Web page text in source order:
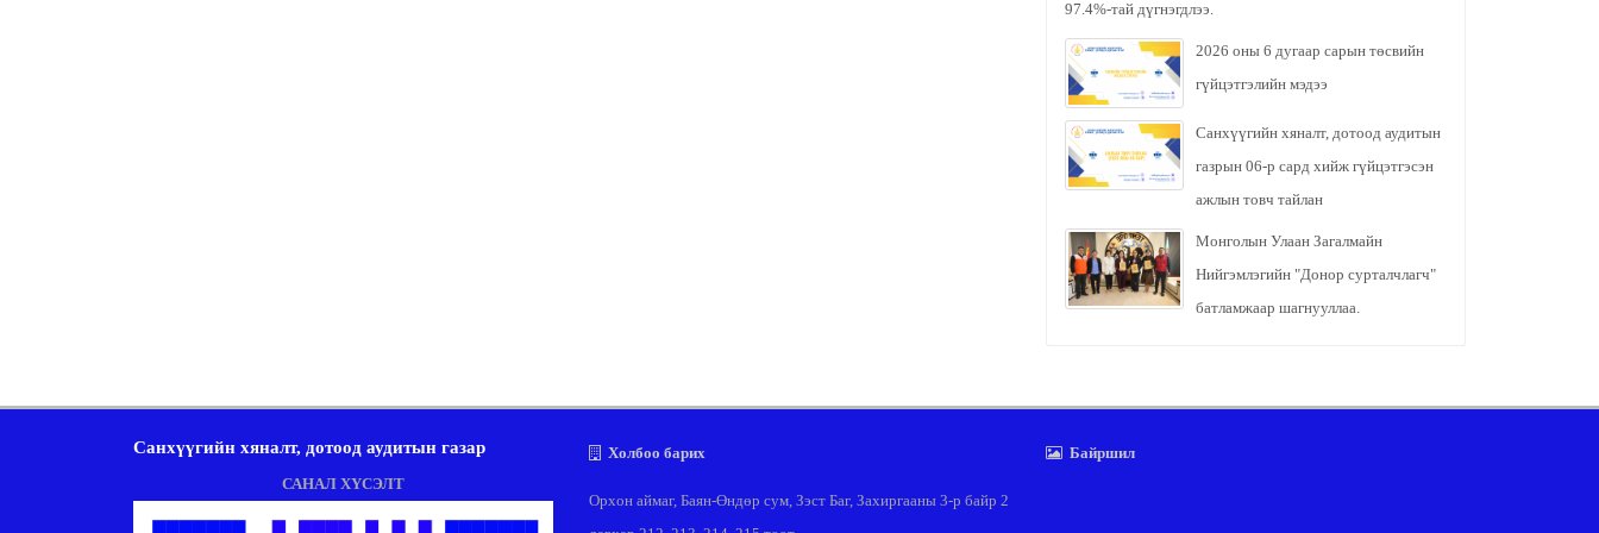
97.4%-тай дүгнэгдлээ.
2026 оны 6 дугаар сарын төсвийн
гүйцэтгэлийн мэдээ
Санхүүгийн хяналт, дотоод аудитын
газрын 06-р сард хийж гүйцэтгэсэн
ажлын товч тайлан
Монголын Улаан Загалмайн
Нийгэмлэгийн "Донор сурталчлагч"
батламжаар шагнууллаа.
Санхүүгийн хяналт, дотоод аудитын газар
САНАЛ ХҮСЭЛТ
Холбоо барих
Орхон аймаг, Баян-Өндөр сум, Зэст Баг, Захиргааны 3-р байр 2
Байршил